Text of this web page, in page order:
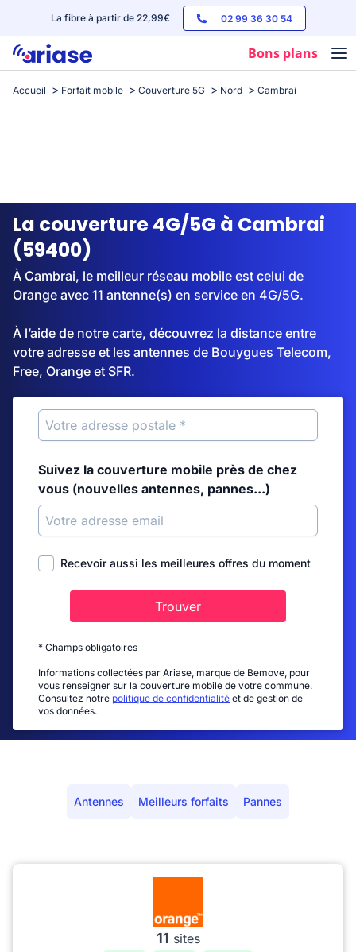
La fibre à partir de 22,99€ 02 99 36 30 54
Bons plans
Box internet
Streaming
Accueil Forfait mobile Couverture 5G Nord Cambrai
La couverture 4G/5G à Cambrai
(59400)
À Cambrai, le meilleur réseau mobile est celui de
Orange avec 11 antenne(s) en service en 4G/5G.
À l’aide de notre carte, découvrez la distance entre
votre adresse et les antennes de Bouygues Telecom,
Free, Orange et SFR.
Suivez la couverture mobile près de chez
vous (nouvelles antennes, pannes...)
Recevoir aussi les meilleures offres du moment
Trouver
* Champs obligatoires
Informations collectées par Ariase, marque de Bemove, pour
vous renseigner sur la couverture mobile de votre commune.
Consultez notre politique de confidentialité et de gestion de
vos données.
Antennes Meilleurs forfaits Pannes
11 sites